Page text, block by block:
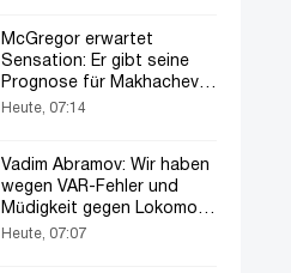
McGregor erwartet
Sensation: Er gibt seine
Prognose für Makhachev
ab
Heute, 07:14
Vadim Abramov: Wir haben
wegen VAR-Fehler und
Müdigkeit gegen Lokomotiv
verloren
Heute, 07:07